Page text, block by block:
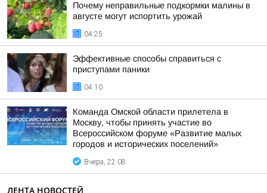
Почему неправильные подкормки малины в
августе могут испортить урожай
04:25
Эффективные способы справиться с
приступами паники
04:10
Команда Омской области прилетела в
Москву, чтобы принять участие во
Всероссийском форуме «Развитие малых
городов и исторических поселений»
Вчера, 22:08
ЛЕНТА НОВОСТЕЙ